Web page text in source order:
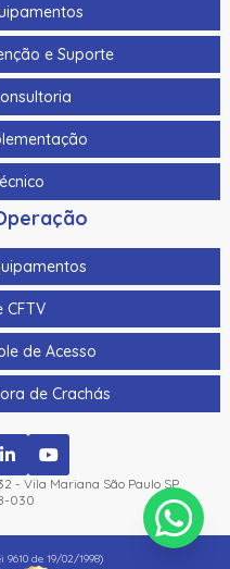
e Suporte
CFTV
de Acesso
de Crachás
- Vila Mariana São Paulo SP
030
de 19/02/1998)